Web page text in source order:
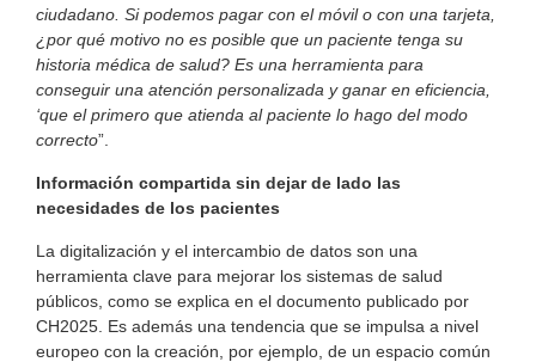
ciudadano. Si podemos pagar con el móvil o con una tarjeta,
¿por qué motivo no es posible que un paciente tenga su
historia médica de salud? Es una herramienta para
conseguir una atención personalizada y ganar en eficiencia,
‘que el primero que atienda al paciente lo hago del modo
correcto”.
Información compartida sin dejar de lado las
necesidades de los pacientes
La digitalización y el intercambio de datos son una
herramienta clave para mejorar los sistemas de salud
públicos, como se explica en el documento publicado por
CH2025. Es además una tendencia que se impulsa a nivel
europeo con la creación, por ejemplo, de un espacio común